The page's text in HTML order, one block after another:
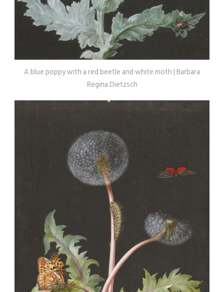
A blue poppy with a red beetle and white moth | Barbara
Regina Dietzsch